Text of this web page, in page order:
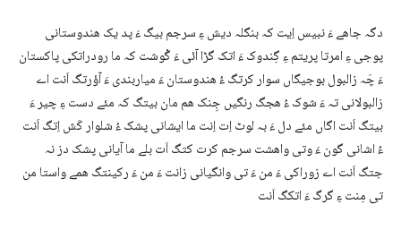
دگہ جاھے ءَ نبیس اِیت کہ بنگلہ دیش ءِ سرجم بیگ ءَ پد یک ھندوستانی
پوجی ءِ امرتا پریتم ءِ گِندوک ءَ اتک گڑا آئی ءَ گْوشت کہ ما رودراتکی پاکستان
ءَ چَہ زالبول بوجیگاں سوار کرتگ ءُ ھندوستان ءَ میاربندی ءَ آؤرتگ اَنت اے
زالبولانی تہ ءَ شوک ءُ ھجگ رنگیں جِنک ھم مان بیتگ کہ مئے دست ءِ چیر ءَ
بیتگ اَنت اگاں مئے دل ءَ بہ لوٹ اِت اِنت ما ایشانی پشک ءُ شلوار کَش اِتگ اَنت
ءُ اشانی گون ءَ وتی واھشت سرجم کرت کتگ اَت بلے ما آیانی پشک دز نہ
جتگ اَنت اے زوراکی ءَ من ءَ تی وانگیانی زانت ءَ من ءَ رکینتگ ھمے واستا من
تی مِنت ءِ گرگ ءَ اتکگ اَنت